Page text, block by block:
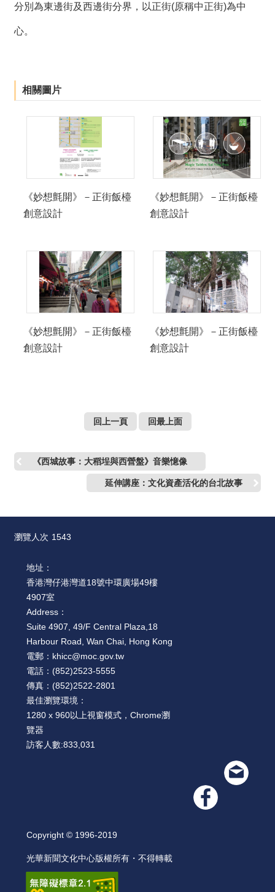
分別為東邊街及西邊街分界，以正街(原稱中正街)為中
心。
相關圖片
《妙想氈開》－正街飯檯
創意設計
《妙想氈開》－正街飯檯
創意設計
《妙想氈開》－正街飯檯
創意設計
《妙想氈開》－正街飯檯
創意設計
回上一頁 回最上面
《西城故事：大稻埕與西營盤》音樂憶像
延伸講座：文化資產活化的台北故事
瀏覽人次 1543
地址：
香港灣仔港灣道18號中環廣場49樓
4907室
Address：
Suite 4907, 49/F Central Plaza,18
Harbour Road, Wan Chai, Hong Kong
電郵： khicc@moc.gov.tw
電話： (852)2523-5555
傳真： (852)2522-2801
最佳瀏覽環境：
1280 x 960以上視窗模式，Chrome瀏
覽器
訪客人數:833,031
Copyright © 1996-2019
光華新聞文化中心版權所有・不得轉載